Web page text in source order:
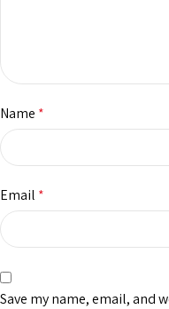
Name *
Email *
Save my name, email, and